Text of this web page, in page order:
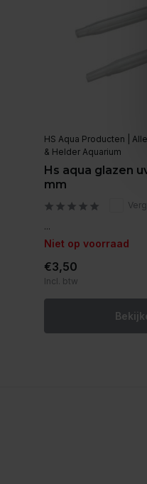
HS Aqua Producten |
& Helder Aquarium
Hs aqua glazen
mm
...
Niet op voorraad
€3,50
Incl. btw